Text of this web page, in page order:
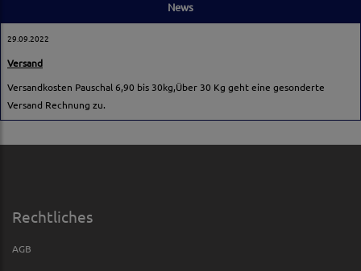
News
29.09.2022
Versand
Versandkosten Pauschal 6,90 bis 30kg,Über 30 Kg geht eine gesonderte
Versand Rechnung zu.
Rechtliches
AGB